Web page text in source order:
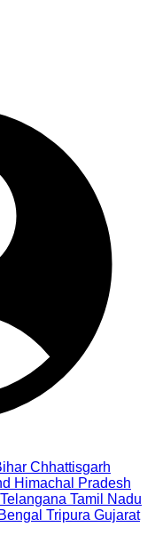
Chhattisgarh
Himachal Pradesh
Telangana Tamil Nadu
Tripura Gujarat